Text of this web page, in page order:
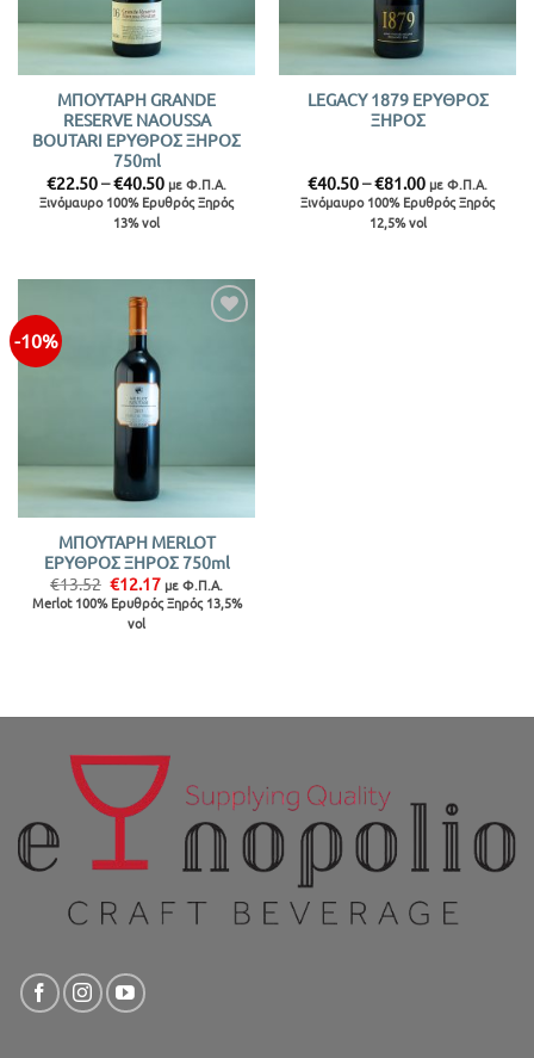
ΜΠΟΥΤΑΡΗ GRANDE
RESERVE NAOUSSA
BOUTARI ΕΡΥΘΡΟΣ ΞΗΡΟΣ
750ml
€22.50–€40.50Price
range:
€22.50
με Φ.Π.Α.
Ξινόμαυρο 100% Ερυθρός Ξηρός
13% vol
LEGACY 1879 ΕΡΥΘΡΟΣ
ΞΗΡΟΣ
€40.50–€81.00Price
range:
€40.50
through
με Φ.Π.Α.
Ξινόμαυρο 100% Ερυθρός Ξηρός
12,5% vol
-10%
ΜΠΟΥΤΑΡΗ MERLOT
ΕΡΥΘΡΟΣ ΞΗΡΟΣ 750ml
€13.52 Original
price
was:
€13.52.
€12.17Η
τρέχουσα
τιμή
με Φ.Π.Α.
Merlot 100% Ερυθρός Ξηρός 13,5%
vol